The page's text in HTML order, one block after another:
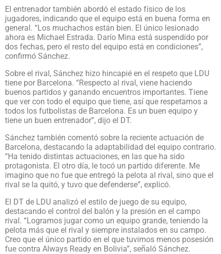
El entrenador también abordó el estado físico de los
jugadores, indicando que el equipo está en buena forma en
general. “Los muchachos están bien. El único lesionado
ahora es Michael Estrada. Darío Mina está suspendido por
dos fechas, pero el resto del equipo está en condiciones”,
confirmó Sánchez.
Sobre el rival, Sánchez hizo hincapié en el respeto que LDU
tiene por Barcelona. “Respecto al rival, viene haciendo
buenos partidos y ganando encuentros importantes. Tiene
que ver con todo el equipo que tiene, así que respetamos a
todos los futbolistas de Barcelona. Es un buen equipo y
tiene un buen entrenador”, dijo el DT.
Sánchez también comentó sobre la reciente actuación de
Barcelona, destacando la adaptabilidad del equipo contrario.
“Ha tenido distintas actuaciones, en las que ha sido
protagonista. El otro día, le tocó un partido diferente. Me
imagino que no fue que entregó la pelota al rival, sino que el
rival se la quitó, y tuvo que defenderse”, explicó.
El DT de LDU analizó el estilo de juego de su equipo,
destacando el control del balón y la presión en el campo
rival. “Logramos jugar como un equipo grande, teniendo la
pelota más que el rival y siempre instalados en su campo.
Creo que el único partido en el que tuvimos menos posesión
fue contra Always Ready en Bolivia”, señaló Sánchez.